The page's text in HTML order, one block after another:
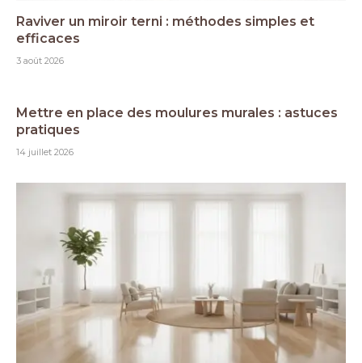
Raviver un miroir terni : méthodes simples et
efficaces
3 août 2026
Mettre en place des moulures murales : astuces
pratiques
14 juillet 2026